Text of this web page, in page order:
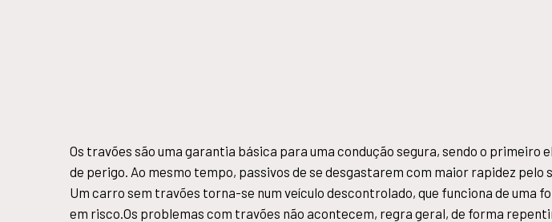
Os travões são uma garantia básica para uma condução segura, sendo o
de perigo. Ao mesmo tempo, passivos de se desgastarem com maior rapidez
Um carro sem travões torna-se num veículo descontrolado, que funciona de uma
em risco.Os problemas com travões não acontecem, regra geral, de forma